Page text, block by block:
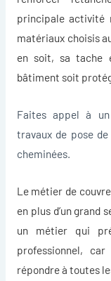
principale activité
matériaux choisis
en soit, sa tache
bâtiment soit
Faites appel à un
travaux de pose
cheminées.
Le métier de
en plus d’un grand
un métier qui
professionnel,
répondre à toutes